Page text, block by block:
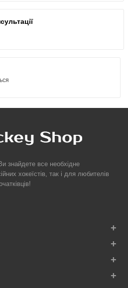
знайдете все необхідне
хокеїстів, так і для любителів
+
+
+
+